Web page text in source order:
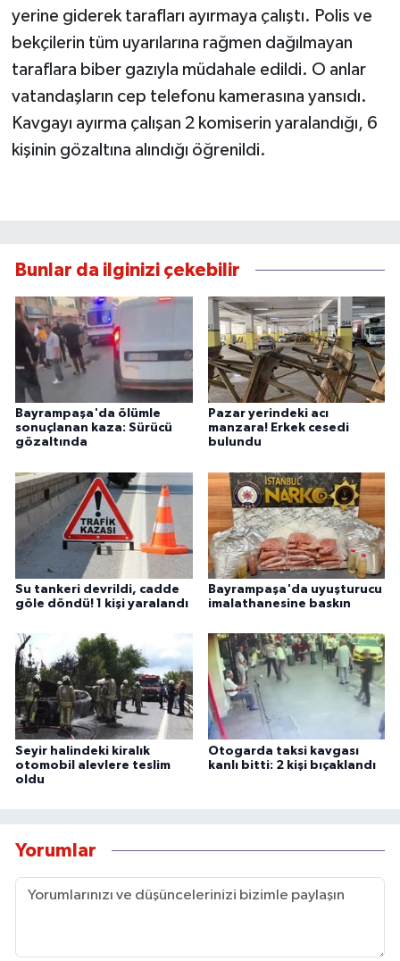
yerine giderek tarafları ayırmaya çalıştı. Polis ve
bekçilerin tüm uyarılarına rağmen dağılmayan
taraflara biber gazıyla müdahale edildi. O anlar
vatandaşların cep telefonu kamerasına yansıdı.
Kavgayı ayırma çalışan 2 komiserin yaralandığı, 6
kişinin gözaltına alındığı öğrenildi.
Bunlar da ilginizi çekebilir
Bayrampaşa'da ölümle
sonuçlanan kaza: Sürücü
gözaltında
Pazar yerindeki acı
manzara! Erkek cesedi
bulundu
Su tankeri devrildi, cadde
göle döndü! 1 kişi yaralandı
Bayrampaşa'da uyuşturucu
imalathanesine baskın
Seyir halindeki kiralık
otomobil alevlere teslim
oldu
Otogarda taksi kavgası
kanlı bitti: 2 kişi bıçaklandı
Yorumlar